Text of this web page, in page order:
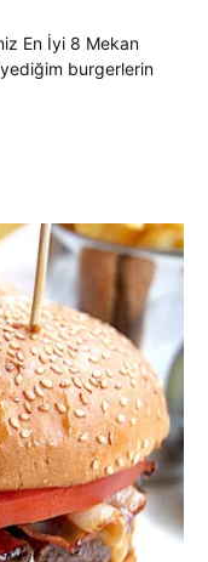
En İyi 8 Mekan
yediğim burgerlerin